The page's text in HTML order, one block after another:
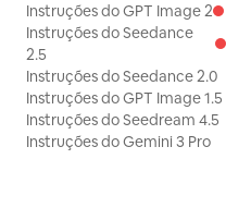
Instruções do GPT Image 2
Instruções do Seedance
2.5
Instruções do Seedance 2.0
Instruções do GPT Image 1.5
Instruções do Seedream 4.5
Instruções do Gemini 3 Pro